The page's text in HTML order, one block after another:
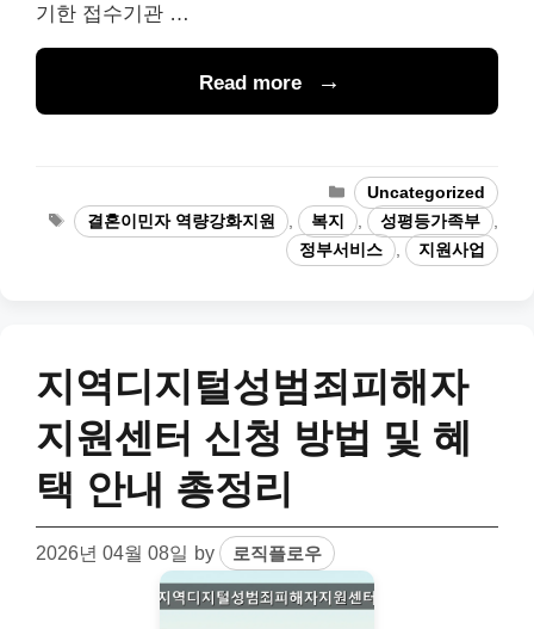
기한 접수기관 …
Read more
Categories
Uncategorized
Tags결혼이민자 역량강화지원 복지 성평등가족부
정부서비스
지원사업
지역디지털성범죄피해자
지원센터 신청 방법 및 혜
택 안내 총정리
2026년 04월 08일 by 로직플로우